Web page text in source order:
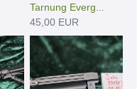
Tarnung Everg...
45,00 EUR